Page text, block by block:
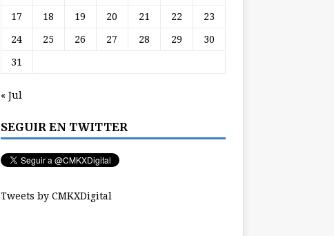
17 18 19 20 21 22 23
24 25 26 27 28 29 30
31
« Jul
SEGUIR EN TWITTER
Tweets by CMKXDigital